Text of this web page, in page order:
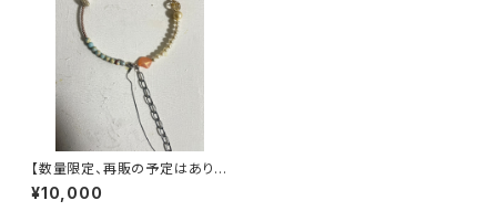
【数量限定、再販の予定はありま
せん】ヴィンテージパーツで作っ
た丸型3wayネックレス【3股】
¥10,000